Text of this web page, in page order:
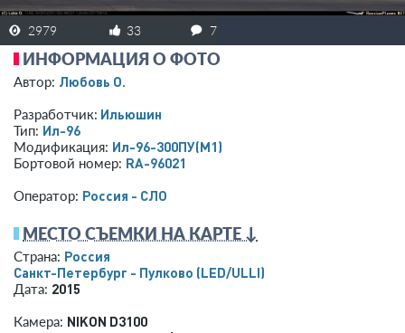
2979 33 7
ИНФОРМАЦИЯ О ФОТО
Автор: Любовь O.
Разработчик: Ильюшин
Тип: Ил-96
Модификация: Ил-96-300ПУ(М1)
Бортовой номер: RA-96021
Оператор: Россия - СЛО
МЕСТО СЪЕМКИ НА КАРТЕ ↓
Страна: Россия
Санкт-Петербург - Пулково (LED/ULLI)
Дата: 2015
Камера: NIKON D3100